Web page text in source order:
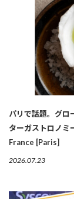
パリで話題。グロ
ターガストロノミ
France [Paris]
2026.07.23